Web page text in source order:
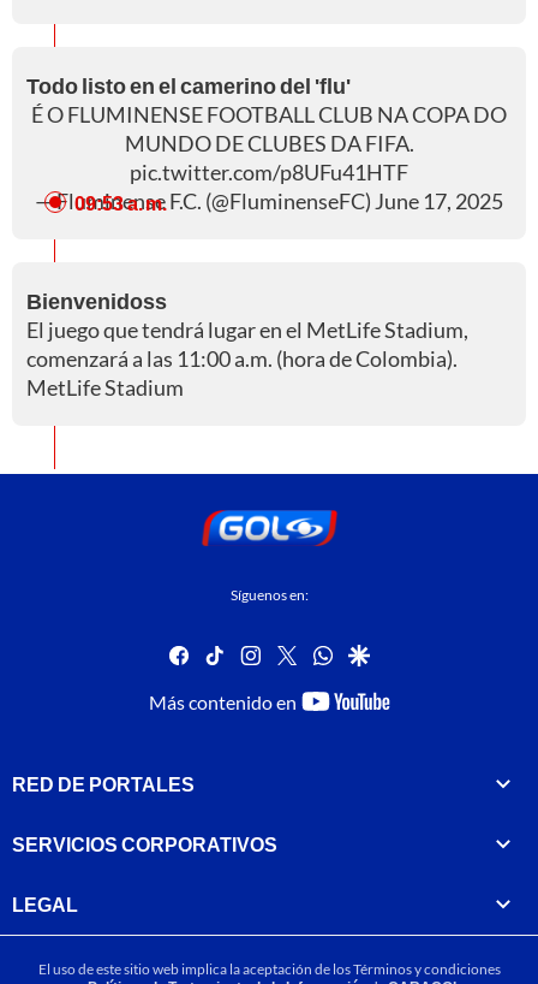
Todo listo en el camerino del 'flu'
É O FLUMINENSE FOOTBALL CLUB NA COPA DO
MUNDO DE CLUBES DA FIFA.
pic.twitter.com/p8UFu41HTF
— Fluminense F.C. (@FluminenseFC) June 17, 2025
09:53 a. m.
Bienvenidoss
El juego que tendrá lugar en el MetLife Stadium,
comenzará a las 11:00 a.m. (hora de Colombia).
MetLife Stadium
Síguenos en:
facebook
tiktok instagram
twitterwhatsapp
google
Más contenido en
youtube-
RED DE PORTALES
SERVICIOS CORPORATIVOS
LEGAL
El uso de este sitio web implica la aceptación de losTérminos y condiciones